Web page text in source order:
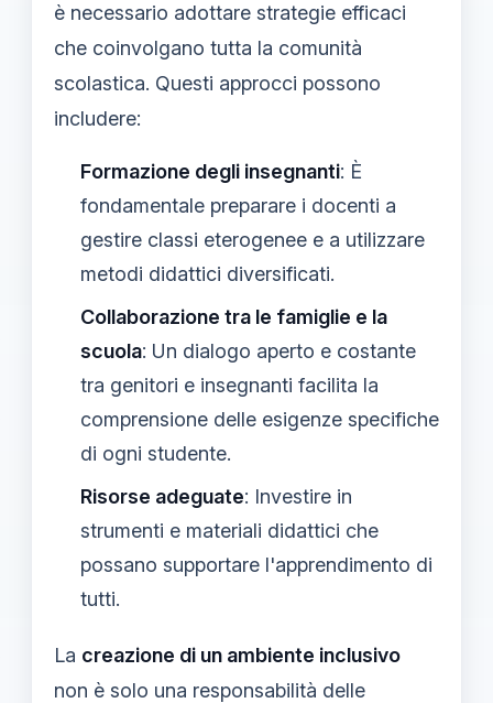
è necessario adottare strategie efficaci
che coinvolgano tutta la comunità
scolastica. Questi approcci possono
includere:
Formazione degli insegnanti: È
fondamentale preparare i docenti a
gestire classi eterogenee e a utilizzare
metodi didattici diversificati.
Collaborazione tra le famiglie e la
scuola: Un dialogo aperto e costante
tra genitori e insegnanti facilita la
comprensione delle esigenze specifiche
di ogni studente.
Risorse adeguate: Investire in
strumenti e materiali didattici che
possano supportare l'apprendimento di
tutti.
La creazione di un ambiente inclusivo
non è solo una responsabilità delle